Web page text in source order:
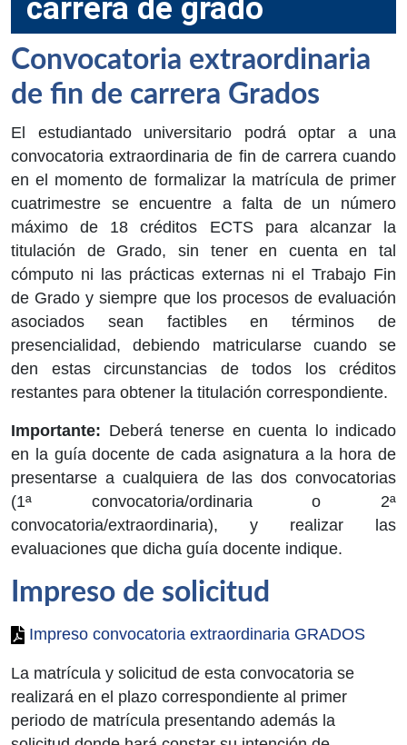
carrera de grado
Convocatoria extraordinaria
de fin de carrera Grados
El estudiantado universitario podrá optar a una
convocatoria extraordinaria de fin de carrera cuando
en el momento de formalizar la matrícula de primer
cuatrimestre se encuentre a falta de un número
máximo de 18 créditos ECTS para alcanzar la
titulación de Grado, sin tener en cuenta en tal
cómputo ni las prácticas externas ni el Trabajo Fin
de Grado y siempre que los procesos de evaluación
asociados sean factibles en términos de
presencialidad, debiendo matricularse cuando se
den estas circunstancias de todos los créditos
restantes para obtener la titulación correspondiente.
Importante: Deberá tenerse en cuenta lo indicado
en la guía docente de cada asignatura a la hora de
presentarse a cualquiera de las dos convocatorias
(1ª convocatoria/ordinaria o 2ª
convocatoria/extraordinaria), y realizar las
evaluaciones que dicha guía docente indique.
Impreso de solicitud
Impreso convocatoria extraordinaria GRADOS
La matrícula y solicitud de esta convocatoria se
realizará en el plazo correspondiente al primer
periodo de matrícula presentando además la